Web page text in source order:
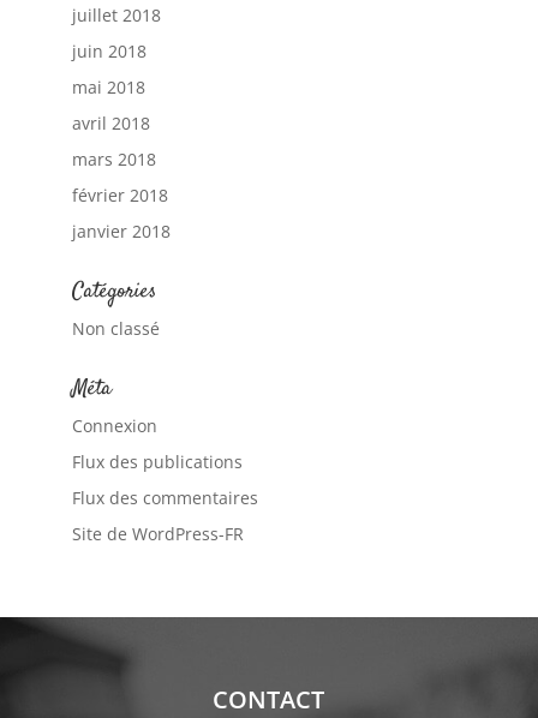
juillet 2018
juin 2018
mai 2018
avril 2018
mars 2018
février 2018
janvier 2018
Catégories
Non classé
Méta
Connexion
Flux des publications
Flux des commentaires
Site de WordPress-FR
CONTACT